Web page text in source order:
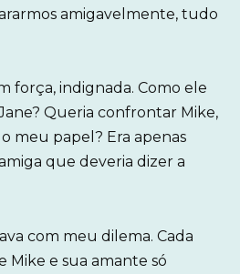
amigavelmente, tudo
força, indignada. Como ele
Queria confrontar Mike,
meu papel? Era apenas
que deveria dizer a
com meu dilema. Cada
Mike e sua amante só